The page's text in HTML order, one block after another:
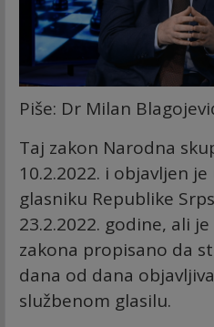
Piše: Dr Milan
Taj zakon Narodna
10.2.2022. i objavljen
glasniku Republike
23.2.2022. godine, ali
zakona propisano da
dana od dana
službenom glasilu.